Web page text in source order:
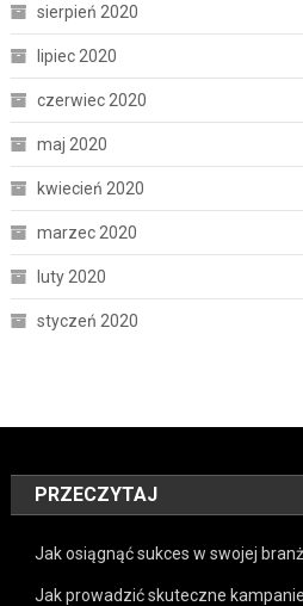
sierpień 2020
lipiec 2020
czerwiec 2020
maj 2020
kwiecień 2020
marzec 2020
luty 2020
styczeń 2020
PRZECZYTAJ
Jak osiągnąć sukces w swojej
Jak prowadzić skuteczne